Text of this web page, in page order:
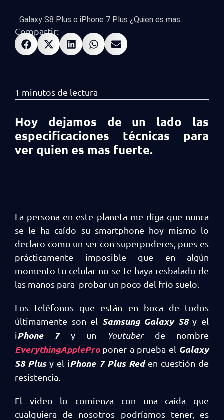
Galaxy S8 Plus o iPhone 7 Plus ¿Quien es mas...
Compartir:
Hoy dejamos de un lado las
especificaciones técnicas para
ver quien es mas fuerte.
La persona en este planeta me diga que nunca
se le ha caído su smartphone hoy mismo lo
declaro como un ser con superpoderes, pues es
prácticamente imposible que en algún
momento tu celular no se te haya resbalado de
las manos para probar un poco del frío suelo.
Los teléfonos que están en boca de todos
últimamente son el Samsung Galaxy S8y el
iPhone 7 y un Youtuberde nombre
EverythingApplePro poner a prueba elGalaxy
S8 Plus y el iPhone 7 Plus Red en cuestión de
resistencia.
El video lo comienza con una caída que
cualquiera de nosotros podríamos tener, es